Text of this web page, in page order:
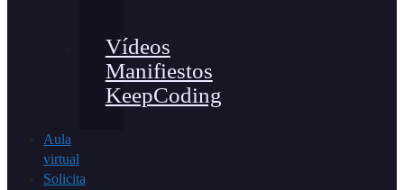
Vídeos
Manifiestos
KeepCoding
Aula
virtual
Solicita